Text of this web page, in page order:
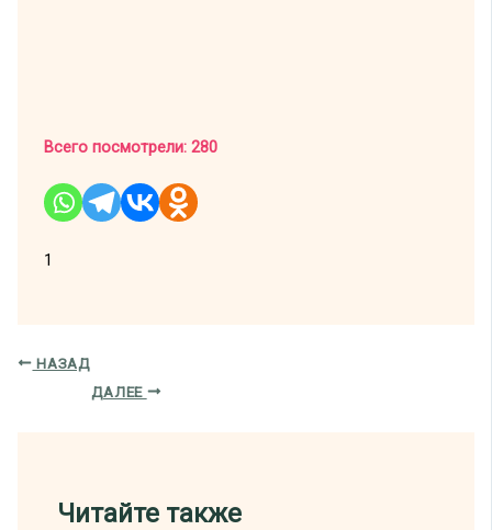
Всего посмотрели: 280
1
НАЗАД
ДАЛЕЕ
Читайте также